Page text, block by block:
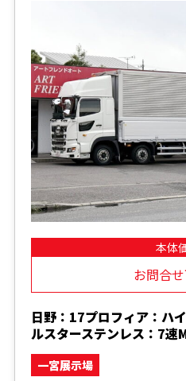
本体
お問合
日野：17プロフィア：ハ
ルスターステンレス：7速
一宮展示場